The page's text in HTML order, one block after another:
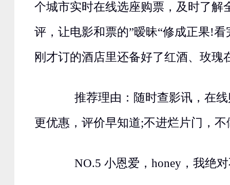
个城市实时在线选座购票，及时了解
评，让电影和票的”暧昧“修成正果!
刚才订的酒店里还备好了红酒、玫瑰
推荐理由：随时查影讯，在线
更优惠，评价早知道;不进烂片门，
NO.5 小恩爱，honey，我绝对